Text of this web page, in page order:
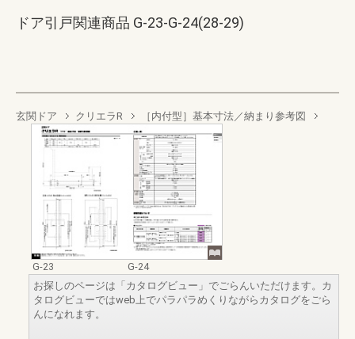
ドア引戸関連商品 G-23-G-24(28-29)
玄関ドア クリエラR ［内付型］基本寸法／納まり参考図
G-23
G-24
お探しのページは「カタログビュー」でごらんいただけます。カ
タログビューではweb上でパラパラめくりながらカタログをごら
んになれます。